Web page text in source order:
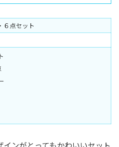
６点セット